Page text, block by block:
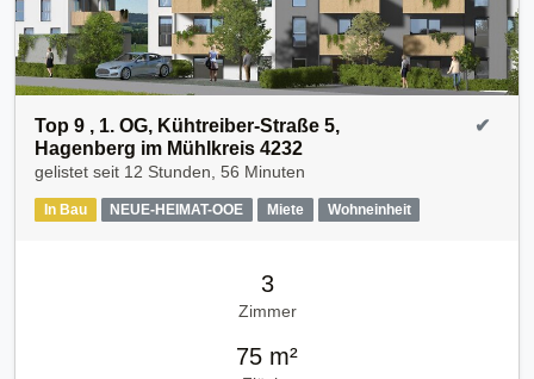
Top 9 , 1. OG, Kühtreiber-Straße 5,
Hagenberg im Mühlkreis 4232
gelistet seit 12 Stunden, 56 Minuten
In Bau NEUE-HEIMAT-OOE Miete Wohneinheit
✔
3
Zimmer
75 m²